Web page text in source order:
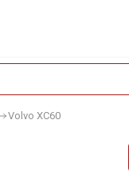
Volvo XC60